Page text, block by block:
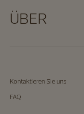
Kontaktieren Sie uns
FAQ
ÜBER